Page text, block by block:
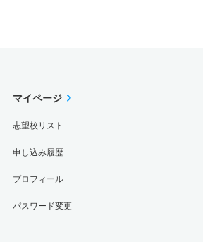
マイページ
志望校リスト
申し込み履歴
プロフィール
パスワード変更